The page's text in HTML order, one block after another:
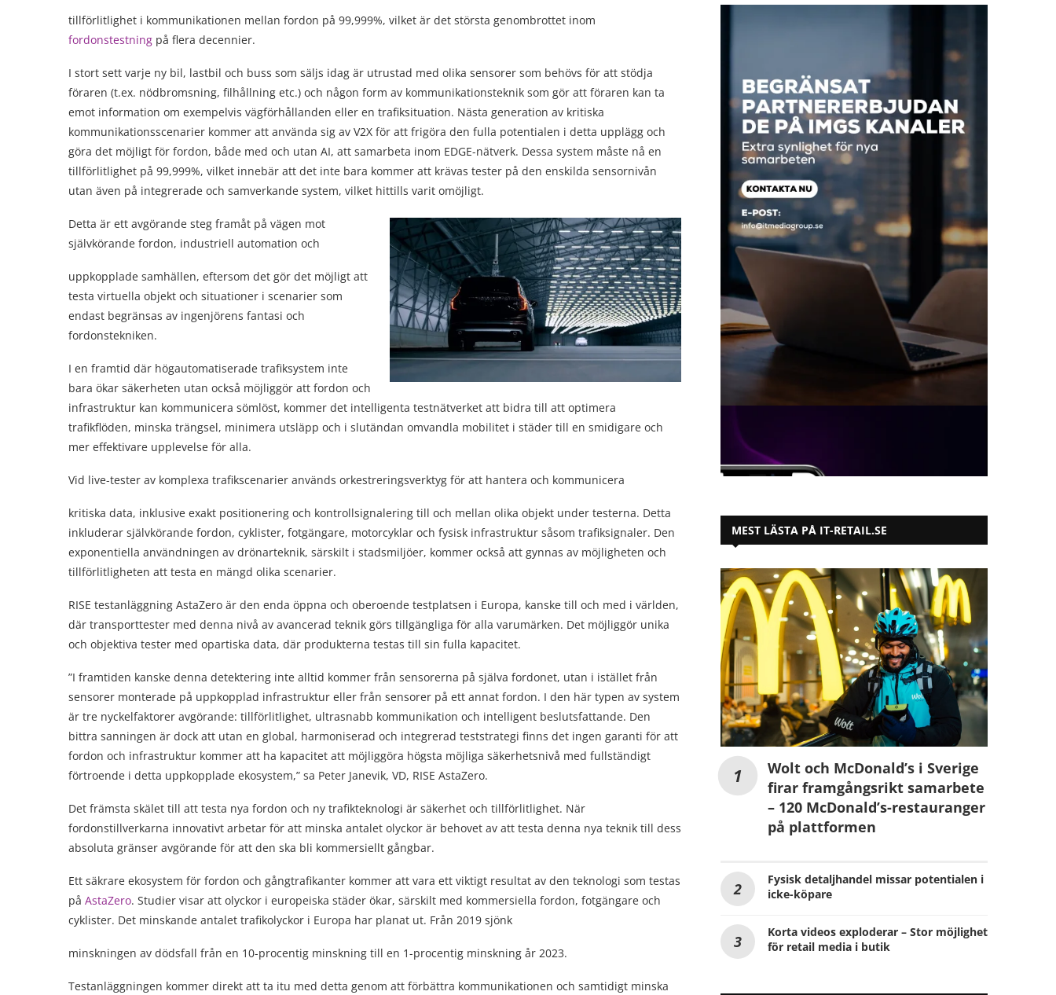
tillförlitlighet i kommunikationen mellan fordon på 99,999%, vilket är det största genombrottet inom
fordonstestning på flera decennier.
I stort sett varje ny bil, lastbil och buss som säljs idag är utrustad med olika sensorer som behövs för att stödja
föraren (t.ex. nödbromsning, filhållning etc.) och någon form av kommunikationsteknik som gör att föraren kan ta
emot information om exempelvis vägförhållanden eller en trafiksituation. Nästa generation av kritiska
kommunikationsscenarier kommer att använda sig av V2X för att frigöra den fulla potentialen i detta upplägg och
göra det möjligt för fordon, både med och utan AI, att samarbeta inom EDGE-nätverk. Dessa system måste nå en
tillförlitlighet på 99,999%, vilket innebär att det inte bara kommer att krävas tester på den enskilda sensornivån
utan även på integrerade och samverkande system, vilket hittills varit omöjligt.
Detta är ett avgörande steg framåt på vägen mot
självkörande fordon, industriell automation och
uppkopplade samhällen, eftersom det gör det möjligt att
testa virtuella objekt och situationer i scenarier som
endast begränsas av ingenjörens fantasi och
fordonstekniken.
I en framtid där högautomatiserade trafiksystem inte
bara ökar säkerheten utan också möjliggör att fordon och
infrastruktur kan kommunicera sömlöst, kommer det intelligenta testnätverket att bidra till att optimera
trafikflöden, minska trängsel, minimera utsläpp och i slutändan omvandla mobilitet i städer till en smidigare och
mer effektivare upplevelse för alla.
Vid live-tester av komplexa trafikscenarier används orkestreringsverktyg för att hantera och kommunicera
kritiska data, inklusive exakt positionering och kontrollsignalering till och mellan olika objekt under testerna. Detta
inkluderar självkörande fordon, cyklister, fotgängare, motorcyklar och fysisk infrastruktur såsom trafiksignaler. Den
exponentiella användningen av drönarteknik, särskilt i stadsmiljöer, kommer också att gynnas av möjligheten och
tillförlitligheten att testa en mängd olika scenarier.
RISE testanläggning AstaZero är den enda öppna och oberoende testplatsen i Europa, kanske till och med i världen,
där transporttester med denna nivå av avancerad teknik görs tillgängliga för alla varumärken. Det möjliggör unika
och objektiva tester med opartiska data, där produkterna testas till sin fulla kapacitet.
”I framtiden kanske denna detektering inte alltid kommer från sensorerna på själva fordonet, utan i istället från
sensorer monterade på uppkopplad infrastruktur eller från sensorer på ett annat fordon. I den här typen av system
är tre nyckelfaktorer avgörande: tillförlitlighet, ultrasnabb kommunikation och intelligent beslutsfattande. Den
bittra sanningen är dock att utan en global, harmoniserad och integrerad teststrategi finns det ingen garanti för att
fordon och infrastruktur kommer att ha kapacitet att möjliggöra högsta möjliga säkerhetsnivå med fullständigt
förtroende i detta uppkopplade ekosystem,” sa Peter Janevik, VD, RISE AstaZero.
Det främsta skälet till att testa nya fordon och ny trafikteknologi är säkerhet och tillförlitlighet. När
fordonstillverkarna innovativt arbetar för att minska antalet olyckor är behovet av att testa denna nya teknik till dess
absoluta gränser avgörande för att den ska bli kommersiellt gångbar.
Ett säkrare ekosystem för fordon och gångtrafikanter kommer att vara ett viktigt resultat av den teknologi som testas
på AstaZero. Studier visar att olyckor i europeiska städer ökar, särskilt med kommersiella fordon, fotgängare och
cyklister. Det minskande antalet trafikolyckor i Europa har planat ut. Från 2019 sjönk
minskningen av dödsfall från en 10-procentig minskning till en 1-procentig minskning år 2023.
Testanläggningen kommer direkt att ta itu med detta genom att förbättra kommunikationen och samtidigt minska
MEST LÄSTA PÅ IT-RETAIL.SE
Wolt och McDonald’s i Sverige
firar framgångsrikt samarbete
– 120 McDonald’s-restauranger
på plattformen
Fysisk detaljhandel missar potentialen i
icke-köpare
Korta videos exploderar – Stor möjlighet
för retail media i butik